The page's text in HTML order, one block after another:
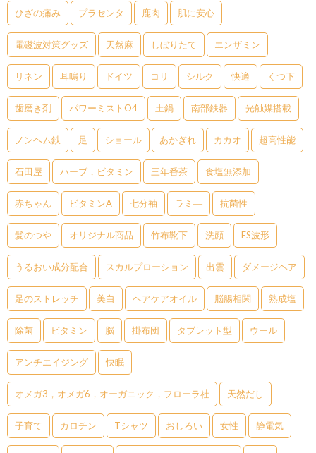
ひざの痛み プラセンタ 鹿肉 肌に安心
電磁波対策グッズ 天然麻 しぼりたて エンザミン
リネン 耳鳴り ドイツ コリ シルク 快適 くつ下
歯磨き剤 パワーミストO4 土鍋 南部鉄器 光触媒搭載
ノンヘム鉄 足 ショール あかぎれ カカオ 超高性能
石田屋 ハーブ，ビタミン 三年番茶 食塩無添加
赤ちゃん ビタミンA 七分袖 ラミ― 抗菌性
髪のつや オリジナル商品 竹布靴下 洗顔 ES波形
うるおい成分配合 スカルプローション 出雲 ダメージヘア
足のストレッチ 美白 ヘアケアオイル 脳腸相関 熟成塩
除菌 ビタミン 脳 掛布団 タブレット型 ウール
アンチエイジング 快眠
オメガ3，オメガ6，オーガニック，フローラ社 天然だし
子育て カロチン Tシャツ おしろい 女性 静電気